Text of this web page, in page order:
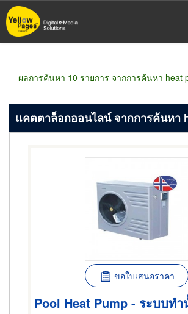
ข้าม
ไป
ผลการค้นหา 10 รายการ จากการค้นหา heat
แคตตาล็อกออนไลน์ จากการค้นหา
ขอใบเสนอราคา
Pool Heat Pump - ระบบท